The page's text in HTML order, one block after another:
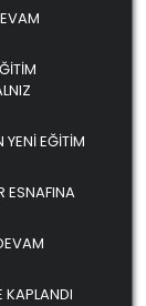
EĞİTİM
ESNAFINA
KAPLANDI